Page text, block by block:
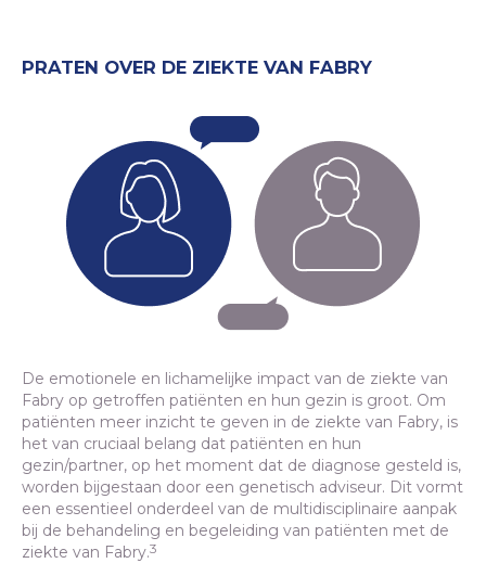
PRATEN OVER DE ZIEKTE VAN FABRY
De emotionele en lichamelijke impact van de ziekte van
Fabry op getroffen patiënten en hun gezin is groot. Om
patiënten meer inzicht te geven in de ziekte van Fabry, is
het van cruciaal belang dat patiënten en hun
gezin/partner, op het moment dat de diagnose gesteld is,
worden bijgestaan door een genetisch adviseur. Dit vormt
een essentieel onderdeel van de multidisciplinaire aanpak
bij de behandeling en begeleiding van patiënten met de
ziekte van Fabry.3